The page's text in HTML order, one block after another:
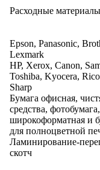
Расходные материалы
Epson, Panasonic,
Lexmark
HP, Xerox, Canon,
Toshiba, Kyocera,
Sharp
Бумага офисная,
средства, фотобумага,
широкоформатная и
для полноцветной
Ламинирование-
скотч